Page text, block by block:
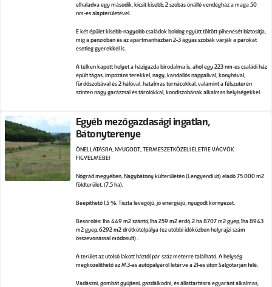
elhaladva egy második, kicsit kisebb, 2 szobás önálló vendégház a maga 50
nm-es alapterületével.
E két épület kisebb-nagyobb családok boldog együtt töltött pihenését biztosítja,
míg a panzióban és az apartmanházban 2-3 ágyas szobák várják a párokat
esetleg gyerekkel is.
A telken kapott helyet a házigazda birodalma is, ahol egy 223 nm-es családi ház
épült tágas, impozáns terekkel, nagy, kandallós nappalival, konyhával,
fürdőszobával és 2 hálóval, hatalmas tornácokkal, valamint a félszuterén
szinten nagy garázzsal és tárolókkal, kondiszobának alkalmas helyiségekkel.
Egyéb mezőgazdasági ingatlan,
Bátonyterenye
ÖNELLÁTÁSRA, NYUGODT, TERMÉSZETKÖZELI ÉLETRE VÁGYÓK
FIGYELMÉBE!
Nógrád megyében, Nagybátony külterületén (Lengyendi út) eladó 75.000 m2
földterület. (7,5 ha).
Beépíthető 1,5 %. Tiszta levegőjű, jó energiájú, nyugodt környezet.
Besorolás: 1ha 449 m2 szántó, 1ha 259 m2 erdő, 2 ha 8707 m2 gyep, 1ha 8943
m2 gyep, 6292 m2 drótkötélpálya (ez utóbbi időközben helyrajzi szám
összevonással módosult) .
A terület az utolsó lakott háztól pár száz méterre található. A helység
megközelíthető az M3-as autópályáról letérve a 21-es úton Salgótarján felé.
Vadászni, gombát gyűjteni, gazdálkodni, és állattartásra egyaránt alkalmas,